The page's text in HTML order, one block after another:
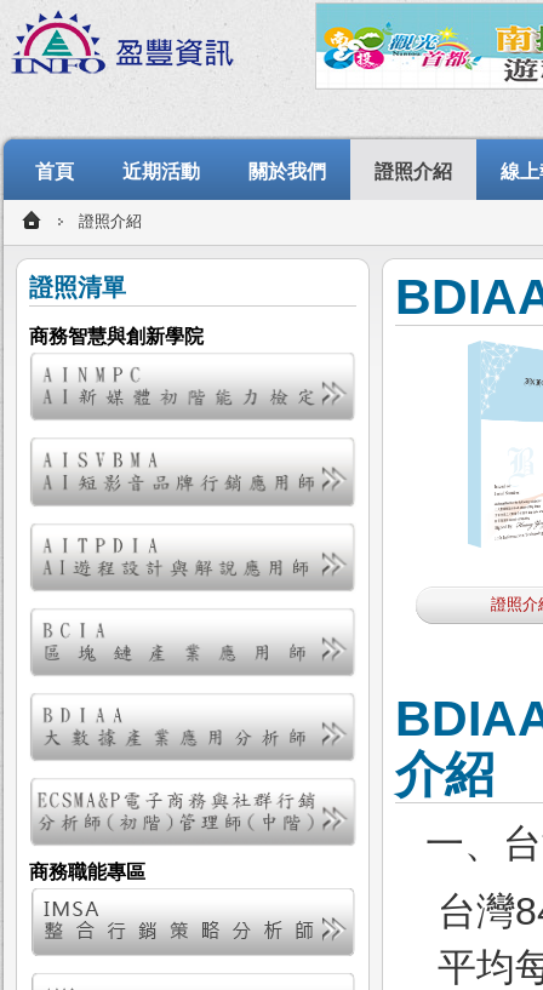
首頁 近期活動 關於我們 證照介紹 線
證照介紹
證照清單
商務智慧與創新學院
商務職能專區
證照介
介紹
一、
台灣
平均